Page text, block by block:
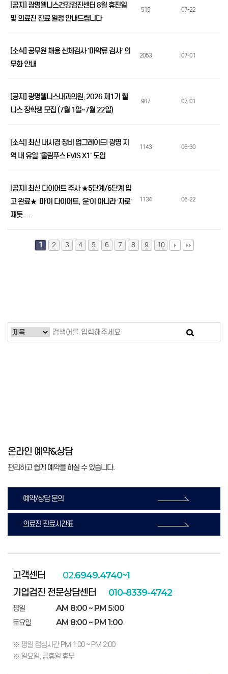
[공지] 광명웰니스건강검진센터 8월 휴진일
및 의료진 진료 일정 안내드립니다
515 07-22
[소식] 공무원 채용 신체검사 '마약류 검사' 의
무화 안내
2053 07-01
[공지] 광명웰니스내과의원, 2026 제1기 웰
니스 장학생 모집 (7월 1일~7월 22일)
987 07-01
[소식] 최신 내시경 장비 업그레이드! 광명 지
역 내 유일 '올림푸스 EVIS X1' 도입
1143 06-30
[공지] 최신 다이어트 주사 ★5단계/6단계 입
고 완료★ ‘마’이 다이어트, ‘운’이 아니라 ‘자로’
재듯 …
1134 06-22
1 2 3 4 5 6 7 8 9 10
온라인 예약&상담
편리하고 쉽게 예약을 하실 수 있습니다.
예약/상담 문의
의료진 진료시간표
고객센터 02.6949.4740~1
기업검진 전문상담센터 010-8339-4742
평일 AM 8:00 ~ PM 5:00
토요일 AM 8:00 ~ PM 1:00
※ 평일 점심시간 PM 1:00 ~ PM 2:00
※ 일요일, 공휴일 휴무